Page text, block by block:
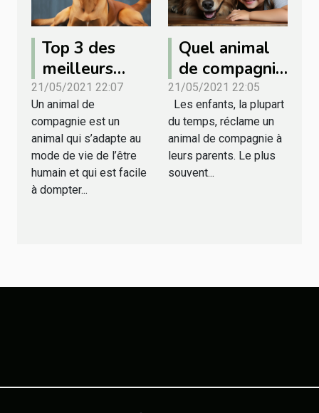
Top 3 des
meilleurs
animaux de
compagnies
21/05/2021 22:07
Un animal de
compagnie est un
animal qui s’adapte au
mode de vie de l’être
humain et qui est facile
à dompter...
Quel animal
de compagnie
choisir pour
son enfant ?
21/05/2021 22:05
Les enfants, la plupart
du temps, réclame un
animal de compagnie à
leurs parents. Le plus
souvent...